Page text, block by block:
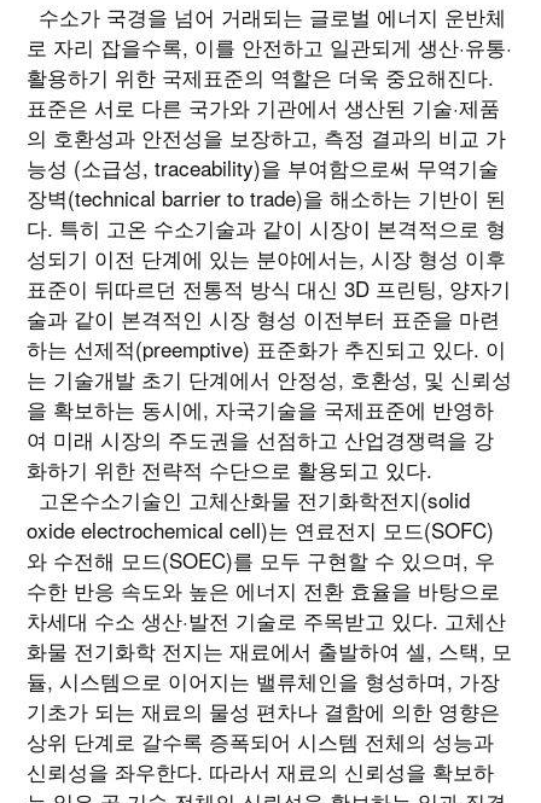
수소가 국경을 넘어 거래되는 글로벌 에너지 운반체
로 자리 잡을수록, 이를 안전하고 일관되게 생산·유통·
활용하기 위한 국제표준의 역할은 더욱 중요해진다.
표준은 서로 다른 국가와 기관에서 생산된 기술·제품
의 호환성과 안전성을 보장하고, 측정 결과의 비교 가
능성 (소급성, traceability)을 부여함으로써 무역기술
장벽(technical barrier to trade)을 해소하는 기반이 된
다. 특히 고온 수소기술과 같이 시장이 본격적으로 형
성되기 이전 단계에 있는 분야에서는, 시장 형성 이후
표준이 뒤따르던 전통적 방식 대신 3D 프린팅, 양자기
술과 같이 본격적인 시장 형성 이전부터 표준을 마련
하는 선제적(preemptive) 표준화가 추진되고 있다. 이
는 기술개발 초기 단계에서 안정성, 호환성, 및 신뢰성
을 확보하는 동시에, 자국기술을 국제표준에 반영하
여 미래 시장의 주도권을 선점하고 산업경쟁력을 강
화하기 위한 전략적 수단으로 활용되고 있다.
고온수소기술인 고체산화물 전기화학전지(solid
oxide electrochemical cell)는 연료전지 모드(SOFC)
와 수전해 모드(SOEC)를 모두 구현할 수 있으며, 우
수한 반응 속도와 높은 에너지 전환 효율을 바탕으로
차세대 수소 생산·발전 기술로 주목받고 있다. 고체산
화물 전기화학 전지는 재료에서 출발하여 셀, 스택, 모
듈, 시스템으로 이어지는 밸류체인을 형성하며, 가장
기초가 되는 재료의 물성 편차나 결함에 의한 영향은
상위 단계로 갈수록 증폭되어 시스템 전체의 성능과
신뢰성을 좌우한다. 따라서 재료의 신뢰성을 확보하